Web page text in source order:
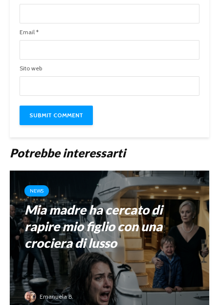
Email *
Sito web
Potrebbe interessarti
NEWS
Mia madre ha cercato di
rapire mio figlio con una
crociera di lusso
Emanuela B.